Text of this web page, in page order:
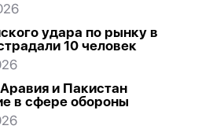
удара по рынку в
10 человек
и Пакистан
в сфере обороны